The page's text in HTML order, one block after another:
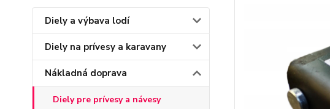
Diely a výbava lodí
Diely na prívesy a karavany
Nákladná doprava
Diely pre prívesy a návesy